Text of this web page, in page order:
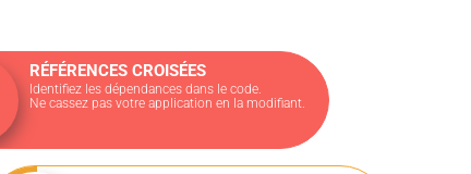
RÉFÉRENCES CROISÉES
Identifiez les dépendances dans le code.
Ne cassez pas votre application en la modifiant.